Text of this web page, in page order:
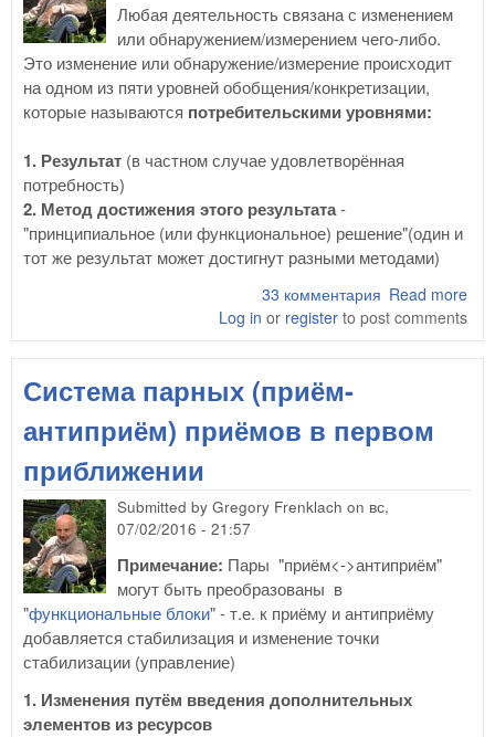
Любая деятельность связана с изменением
или обнаружением/измерением чего-либо.
Это изменение или обнаружение/измерение происходит
на одном из пяти уровней обобщения/конкретизации,
которые называются потребительскими уровнями:
1. Результат (в частном случае удовлетворённая
потребность)
2. Метод достижения этого результата-
"принципиальное (или функциональное) решение"(один и
тот же результат может достигнут разными методами)
Read more
33 комментария
Log in or register to post comments
Система парных (приём-
антиприём) приёмов в первом
приближении
Submitted by Gregory Frenklach on вс,
07/02/2016 - 21:57
Примечание: Пары "приём<->антиприём"
могут быть преобразованы в
"функциональные блоки" - т.е. к приёму и антиприёму
добавляется стабилизация и изменение точки
стабилизации (управление)
1. Изменения путём введения дополнительных
элементов из ресурсов